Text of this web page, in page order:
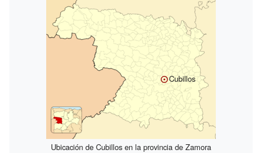
Cubillos
Ubicación de Cubillos en la provincia de Zamora